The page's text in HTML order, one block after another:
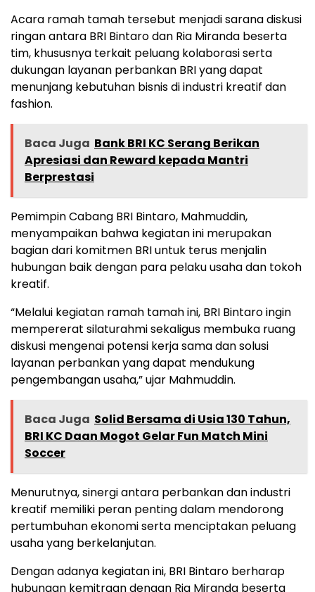
Acara ramah tamah tersebut menjadi sarana diskusi
ringan antara BRI Bintaro dan Ria Miranda beserta
tim, khususnya terkait peluang kolaborasi serta
dukungan layanan perbankan BRI yang dapat
menunjang kebutuhan bisnis di industri kreatif dan
fashion.
Baca Juga Bank BRI KC Serang Berikan
Apresiasi dan Reward kepada Mantri
Berprestasi
Pemimpin Cabang BRI Bintaro, Mahmuddin,
menyampaikan bahwa kegiatan ini merupakan
bagian dari komitmen BRI untuk terus menjalin
hubungan baik dengan para pelaku usaha dan tokoh
kreatif.
“Melalui kegiatan ramah tamah ini, BRI Bintaro ingin
mempererat silaturahmi sekaligus membuka ruang
diskusi mengenai potensi kerja sama dan solusi
layanan perbankan yang dapat mendukung
pengembangan usaha,” ujar Mahmuddin.
Baca Juga Solid Bersama di Usia 130 Tahun,
BRI KC Daan Mogot Gelar Fun Match Mini
Soccer
Menurutnya, sinergi antara perbankan dan industri
kreatif memiliki peran penting dalam mendorong
pertumbuhan ekonomi serta menciptakan peluang
usaha yang berkelanjutan.
Dengan adanya kegiatan ini, BRI Bintaro berharap
hubungan kemitraan dengan Ria Miranda beserta